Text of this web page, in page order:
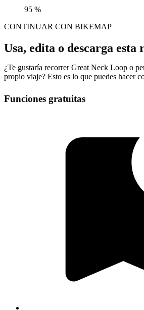
95 %
CONTINUAR CON BIKEMAP
Usa, edita o descarga esta
¿Te gustaría recorrer Great Neck Loop o
propio viaje? Esto es lo que puedes hacer
Funciones gratuitas